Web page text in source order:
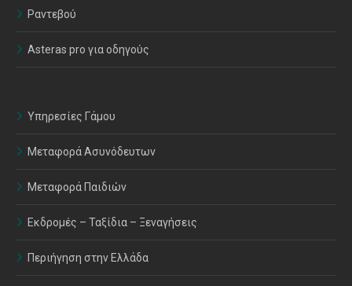
Ραντεβού
Asteras pro για οδηγούς
Υπηρεσίες Γάμου
Μεταφορά Ασυνόδευτων
Μεταφορά Παιδιών
Εκδρομές – Ταξίδια – Ξεναγήσεις
Περιήγηση στην Ελλάδα